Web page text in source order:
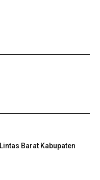
Suka Langu
Barat Kabupaten